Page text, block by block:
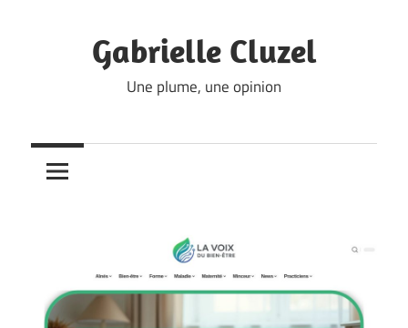
Gabrielle Cluzel
Une plume, une opinion